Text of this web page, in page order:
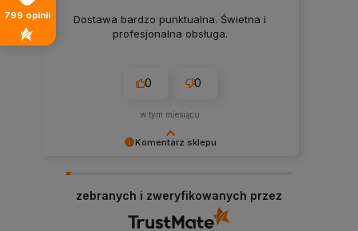
Komentarz sklepu
Dostawa bardzo punktualna. Świetna i
profesjonalna obsługa.
0 0
w tym miesiącu
zebranych i zweryfikowanych przez
799 opinii